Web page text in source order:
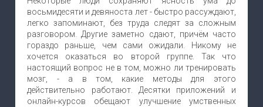
восьмидесяти и девяноста лет - быстро рассуждают,
легко запоминают, без труда следят за сложным
разговором. Другие заметно сдают, причём часто
гораздо раньше, чем сами ожидали. Никому не
хочется оказаться во второй группе. Так что
настоящий вопрос не в том, можно ли тренировать
мозг, - а в том, какие методы для этого
действительно работают. Десятки приложений и
онлайн-курсов обещают улучшение умственных